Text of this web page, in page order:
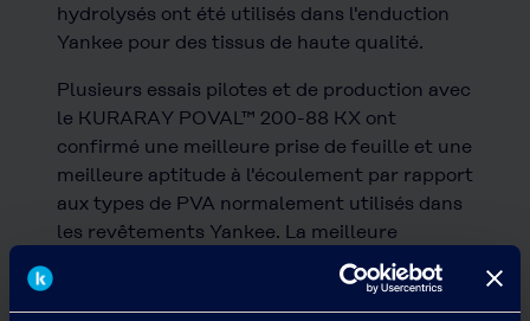
hydrolysés ont été utilisés dans l'enduction
Yankee pour des tissus de haute qualité.
Plusieurs essais pilotes et de production avec
le KURARAY POVAL™ 200-88 KX ont
confirmé une meilleure prise de feuille et une
meilleure aptitude à l'écoulement par rapport
aux types de PVA normalement utilisés dans
les revêtements Yankee. La meilleure
aptitude au roulage entraîne moins de
ruptures de bande et permet de réduire la